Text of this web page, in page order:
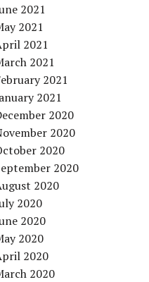
2021
2021
2021
2021
2021
2021
2020
2020
2020
2020
2020
2020
2020
2020
2020
2020